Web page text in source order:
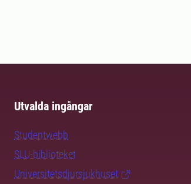
Utvalda ingångar
Studentwebb
SLU-biblioteket
Universitetsdjursjukhuset